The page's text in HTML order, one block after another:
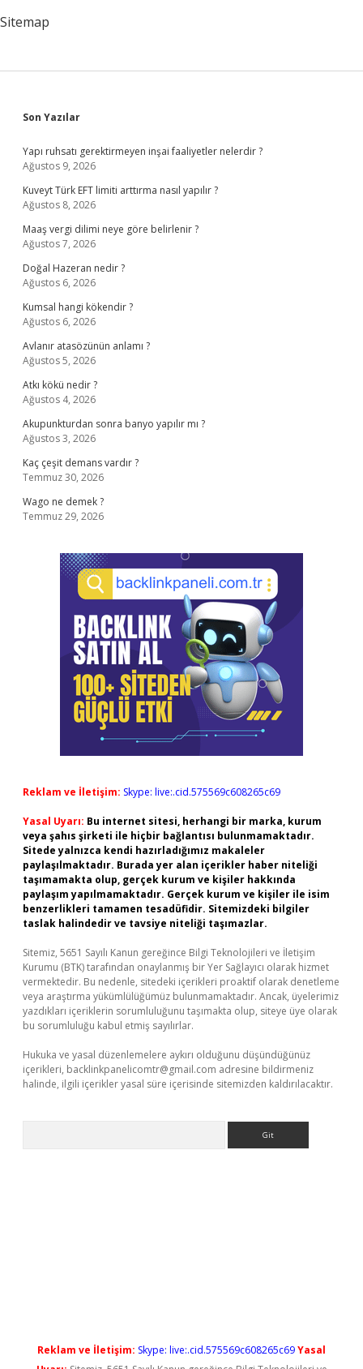
Sitemap
Sidebar
Son Yazılar
Yapı ruhsatı gerektirmeyen inşai faaliyetler nelerdir ?
Ağustos 9, 2026
Kuveyt Türk EFT limiti arttırma nasıl yapılır ?
Ağustos 8, 2026
Maaş vergi dilimi neye göre belirlenir ?
Ağustos 7, 2026
Doğal Hazeran nedir ?
Ağustos 6, 2026
Kumsal hangi kökendir ?
Ağustos 6, 2026
Avlanır atasözünün anlamı ?
Ağustos 5, 2026
Atkı kökü nedir ?
Ağustos 4, 2026
Akupunkturdan sonra banyo yapılır mı ?
Ağustos 3, 2026
Kaç çeşit demans vardır ?
Temmuz 30, 2026
Wago ne demek ?
Temmuz 29, 2026
Reklam ve İletişim: Skype: live:.cid.575569c608265c69
Yasal Uyarı: Bu internet sitesi, herhangi bir marka, kurum
veya şahıs şirketi ile hiçbir bağlantısı bulunmamaktadır.
Sitede yalnızca kendi hazırladığımız makaleler
paylaşılmaktadır. Burada yer alan içerikler haber niteliği
taşımamakta olup, gerçek kurum ve kişiler hakkında
paylaşım yapılmamaktadır. Gerçek kurum ve kişiler ile isim
benzerlikleri tamamen tesadüfidir. Sitemizdeki bilgiler
taslak halindedir ve tavsiye niteliği taşımazlar.
Sitemiz, 5651 Sayılı Kanun gereğince Bilgi Teknolojileri ve İletişim
Kurumu (BTK) tarafından onaylanmış bir Yer Sağlayıcı olarak hizmet
vermektedir. Bu nedenle, sitedeki içerikleri proaktif olarak denetleme
veya araştırma yükümlülüğümüz bulunmamaktadır. Ancak, üyelerimiz
yazdıkları içeriklerin sorumluluğunu taşımakta olup, siteye üye olarak
bu sorumluluğu kabul etmiş sayılırlar.
Hukuka ve yasal düzenlemelere aykırı olduğunu düşündüğünüz
içerikleri, backlinkpanelicomtr@gmail.com adresine bildirmeniz
halinde, ilgili içerikler yasal süre içerisinde sitemizden kaldırılacaktır.
Reklam ve İletişim: Skype: live:.cid.575569c608265c69Yasal